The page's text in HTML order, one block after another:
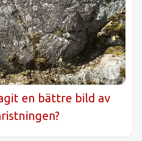
en bättre bild av